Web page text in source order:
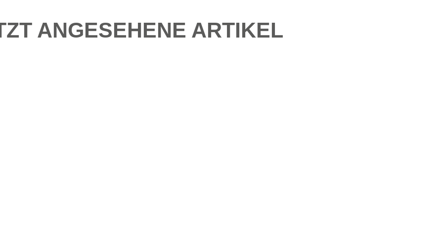
ANGESEHENE ARTIKEL